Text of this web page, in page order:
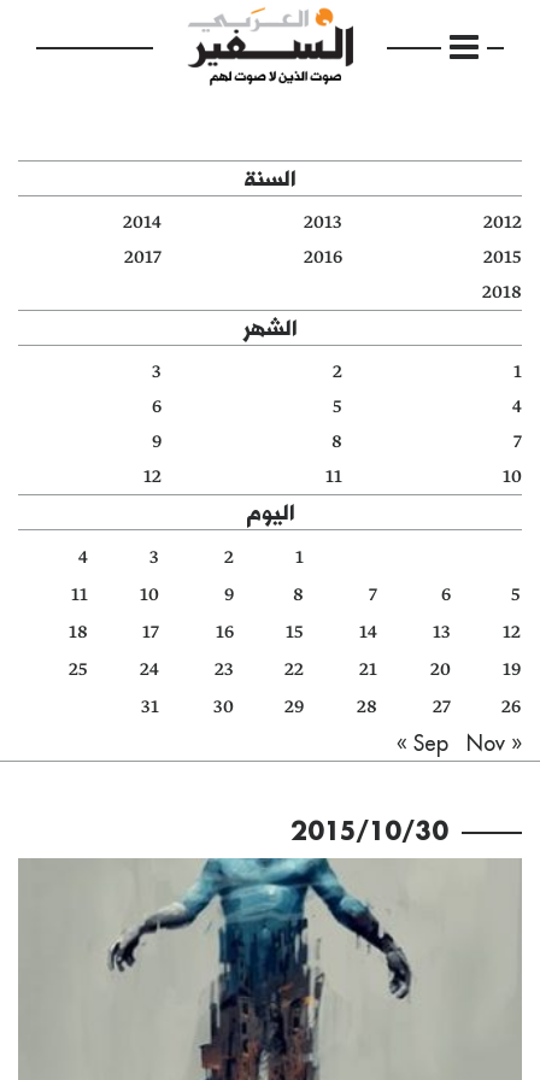
الرئيسية
مواضيع
دفاتر
الأرشيف
السنة
2012
2013
2014
2015
2016
2017
2018
الشهر
1
2
3
4
5
6
7
8
9
10
11
12
اليوم
1
2
3
4
5
6
7
8
9
10
11
12
13
14
15
16
17
18
19
20
21
22
23
24
25
26
27
28
29
30
31
« Sep
Nov »
2015/10/30